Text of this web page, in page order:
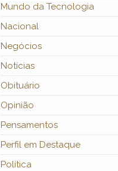
Mundo da Tecnologia
Nacional
Negócios
Notícias
Obituário
Opinião
Pensamentos
Perfil em Destaque
Política